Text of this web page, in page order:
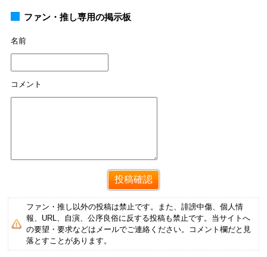
ファン・推し専用の掲示板
名前
コメント
ファン・推し以外の投稿は禁止です。また、誹謗中傷、個人情
報、URL、自演、公序良俗に反する投稿も禁止です。当サイトへ
の要望・要求などはメールでご連絡ください。コメント欄だと見
落とすことがあります。